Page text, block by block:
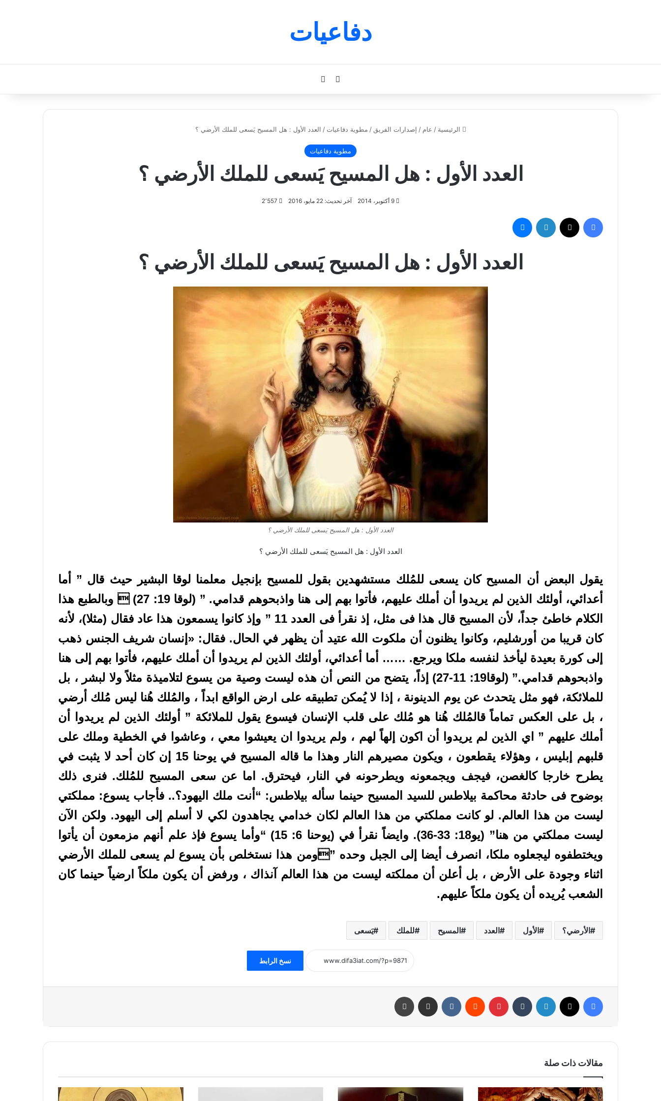
دفاعيات
بحث عن
الرئيسية / عام / إصدارات الفريق / مطوية دفاعيات / العدد الأول : هل المسيح يَسعى للملك الأرضي ؟
مطوية دفاعيات
العدد الأول : هل المسيح يَسعى للملك الأرضي ؟
9 أكتوبر، 2014 آخر تحديث: 22 مايو، 2016 2٬557
فيسبوك تويتر لينكدإن
العدد الأول : هل المسيح يَسعى للملك الأرضي ؟
العدد الأول : هل المسيح يَسعى للملك الأرضي ؟
العدد الأول : هل المسيح يَسعى للملك الأرضي ؟
يقول البعض أن المسيح كان يسعى للمُلك مستشهدين بقول للمسيح بإنجيل معلمنا لوقا البشير حيث قال ” أما
أعدائي، أولئك الذين لم يريدوا أن أملك عليهم، فأتوا بهم إلى هنا واذبحوهم قدامي. ” (لوقا 19: 27)  وبالطبع هذا
الكلام خاطئ جداً، لأن المسيح قال هذا فى مثل، إذ نقرأ فى العدد 11 ” وإذ كانوا يسمعون هذا عاد فقال (مثلا)، لأنه
كان قريبا من أورشليم، وكانوا يظنون أن ملكوت الله عتيد أن يظهر في الحال. فقال: «إنسان شريف الجنس ذهب
إلى كورة بعيدة ليأخذ لنفسه ملكا ويرجع. …… أما أعدائي، أولئك الذين لم يريدوا أن أملك عليهم، فأتوا بهم إلى هنا
واذبحوهم قدامي.” (لوقا19: 11-27) إذاً، يتضح من النص أن هذه ليست وصية من يسوع لتلاميذة مثلاً ولا لبشر ، بل
للملائكة، فهو مثل يتحدث عن يوم الدينونة ، إذا لا يُمكن تطبيقه على ارض الواقع ابداً ، والمُلك هُنا ليس مُلك أرضي
، بل على العكس تماماً قالمُلك هُنا هو مُلك على قلب الإنسان فيسوع يقول للملائكة ” أولئك الذين لم يريدوا أن
أملك عليهم ” اي الذين لم يريدوا أن اكون إلهاً لهم ، ولم يريدوا ان يعيشوا معي ، وعاشوا في الخطية وملك على
قلبهم إبليس ، وهؤلاء يقطعون ، ويكون مصيرهم النار وهذا ما قاله المسيح في يوحنا 15 إن كان أحد لا يثبت في
يطرح خارجا كالغصن، فيجف ويجمعونه ويطرحونه في النار، فيحترق. اما عن سعى المسيح للمُلك. فنرى ذلك
بوضوح فى حادثة محاكمة بيلاطس للسيد المسيح حينما سأله بيلاطس: “أنت ملك اليهود؟.. فأجاب يسوع: مملكتي
ليست من هذا العالم. لو كانت مملكتي من هذا العالم لكان خدامي يجاهدون لكي لا أسلم إلى اليهود. ولكن الآن
ليست مملكتي من هنا” (يو18: 33-36). وايضاً نقرأ في (يوحنا 6: 15) “وأما يسوع فإذ علم أنهم مزمعون أن يأتوا
ويختطفوه ليجعلوه ملكا، انصرف أيضا إلى الجبل وحده ”ومن هذا نستخلص بأن يسوع لم يسعى للملك الأرضي
اثناء وجودة على الأرض ، بل أعلن أن مملكته ليست من هذا العالم آنذاك ، ورفض أن يكون ملكاً ارضياً حينما كان
الشعب يُريده أن يكون ملكاً عليهم.
الأرضي؟ الأول العدد المسيح للملك يَسعى
نسخ الرابط
فيسبوك تويتر لينكدإن بينتيريست مشاركة عبر البريد
مقالات ذات صلة